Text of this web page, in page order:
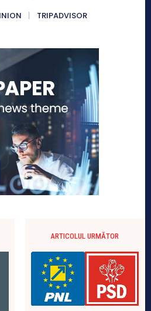
TRIPADVISOR
ARTICOLUL URMĂTOR